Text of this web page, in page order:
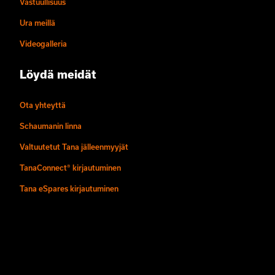
Vastuullisuus
Ura meillä
Videogalleria
Löydä meidät
Ota yhteyttä
Schaumanin linna
Valtuutetut Tana jälleenmyyjät
TanaConnect® kirjautuminen
Tana eSpares kirjautuminen